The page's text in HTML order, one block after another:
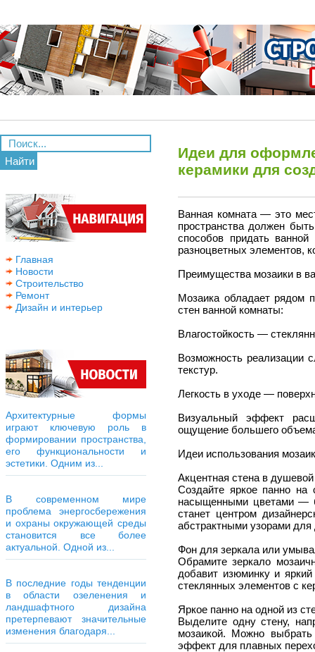
Найти
Главная
Новости
Строительство
Ремонт
Дизайн и интерьер
Архитектурные формы
играют ключевую роль в
формировании пространства,
его функциональности и
эстетики. Одним из...
В современном мире
проблема энергосбережения
и охраны окружающей среды
становится все более
актуальной. Одной из...
В последние годы тенденции
в области озеленения и
ландшафтного дизайна
претерпевают значительные
изменения благодаря...
Идеи для
керамики для
Ванная комната — это
пространства должен
способов придать
разноцветных элементов,
Преимущества мозаики в
Мозаика обладает рядом
стен ванной комнаты:
Влагостойкость —
Возможность реализации
текстур.
Легкость в уходе —
Визуальный эффект
ощущение большего
Идеи использования
Акцентная стена в душевой
Создайте яркое панно
насыщенными цветами —
станет центром
абстрактными узорами
Фон для зеркала или
Обрамите зеркало
добавит изюминку и
стеклянных элементов с
Яркое панно на одной из
Выделите одну стену,
мозаикой. Можно
эффект для плавных